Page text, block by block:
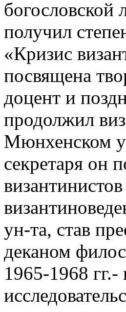
богословской
получил
«Кризис
посвящена
доцент и
продолжил
Мюнхенском
секретаря он
ун-та, став
деканом
1965-1968